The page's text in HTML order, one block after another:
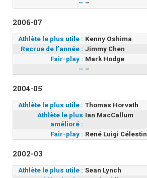
– –
2006-07
Athlète le plus utile : Kenny Oshima
Recrue de l’année : Jimmy Chen
Fair-play : Mark Hodge
– –
2004-05
Athlète le plus utile : Thomas Horvath
Athlète le plus
amélioré :
Ian MacCallum
Fair-play : René Luigi Célestin
2002-03
Athlète le plus utile : Sean Lynch